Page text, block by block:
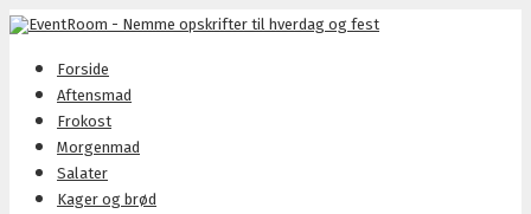
Forside
Aftensmad
Frokost
Morgenmad
Salater
Kager og brød